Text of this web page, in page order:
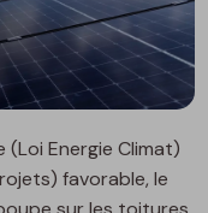
Energie Climat)
favorable, le